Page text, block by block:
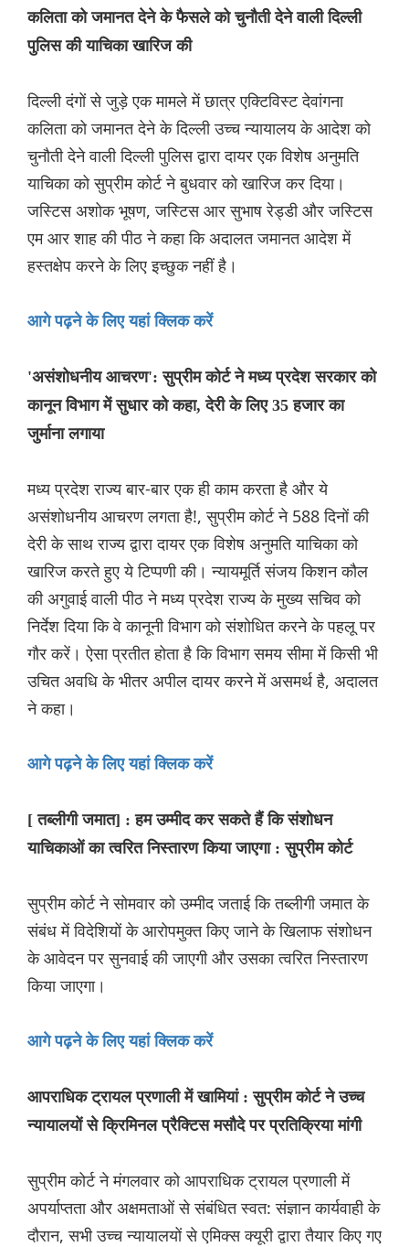
कलिता को जमानत देने के फैसले को चुनौती देने वाली दिल्ली
पुलिस की याचिका खारिज की
दिल्ली दंगों से जुड़े एक मामले में छात्र एक्टिविस्ट देवांगना
कलिता को जमानत देने के दिल्ली उच्च न्यायालय के आदेश को
चुनौती देने वाली दिल्ली पुलिस द्वारा दायर एक विशेष अनुमति
याचिका को सुप्रीम कोर्ट ने बुधवार को खारिज कर दिया।
जस्टिस अशोक भूषण, जस्टिस आर सुभाष रेड्डी और जस्टिस
एम आर शाह की पीठ ने कहा कि अदालत जमानत आदेश में
हस्तक्षेप करने के लिए इच्छुक नहीं है।
आगे पढ़ने के लिए यहां क्लिक करें
'असंशोधनीय आचरण': सुप्रीम कोर्ट ने मध्य प्रदेश सरकार को
कानून विभाग में सुधार को कहा, देरी के लिए 35 हजार का
जुर्माना लगाया
मध्य प्रदेश राज्य बार-बार एक ही काम करता है और ये
असंशोधनीय आचरण लगता है!, सुप्रीम कोर्ट ने 588 दिनों की
देरी के साथ राज्य द्वारा दायर एक विशेष अनुमति याचिका को
खारिज करते हुए ये टिप्पणी की। न्यायमूर्ति संजय किशन कौल
की अगुवाई वाली पीठ ने मध्य प्रदेश राज्य के मुख्य सचिव को
निर्देश दिया कि वे कानूनी विभाग को संशोधित करने के पहलू पर
गौर करें। ऐसा प्रतीत होता है कि विभाग समय सीमा में किसी भी
उचित अवधि के भीतर अपील दायर करने में असमर्थ है, अदालत
ने कहा।
आगे पढ़ने के लिए यहां क्लिक करें
[ तब्लीगी जमात] : हम उम्मीद कर सकते हैं कि संशोधन
याचिकाओं का त्वरित निस्तारण किया जाएगा : सुप्रीम कोर्ट
सुप्रीम कोर्ट ने सोमवार को उम्मीद जताई कि तब्लीगी जमात के
संबंध में विदेशियों के आरोपमुक्त किए जाने के खिलाफ संशोधन
के आवेदन पर सुनवाई की जाएगी और उसका त्वरित निस्तारण
किया जाएगा।
आगे पढ़ने के लिए यहां क्लिक करें
आपराधिक ट्रायल प्रणाली में खामियां : सुप्रीम कोर्ट ने उच्च
न्यायालयों से क्रिमिनल प्रैक्टिस मसौदे पर प्रतिक्रिया मांगी
सुप्रीम कोर्ट ने मंगलवार को आपराधिक ट्रायल प्रणाली में
अपर्याप्तता और अक्षमताओं से संबंधित स्वत: संज्ञान कार्यवाही के
दौरान, सभी उच्च न्यायालयों से एमिक्स क्यूरी द्वारा तैयार किए गए